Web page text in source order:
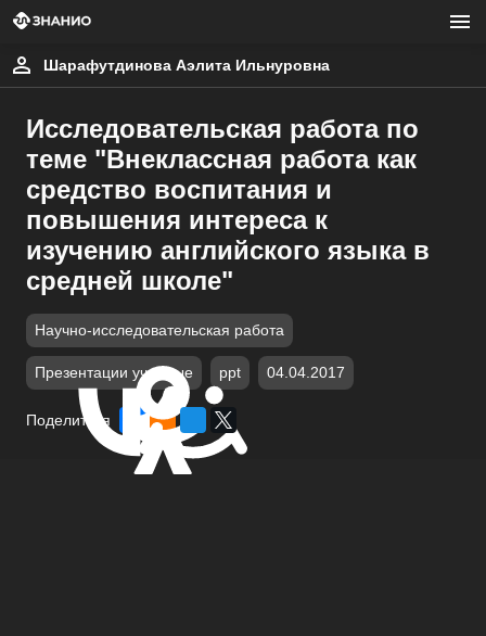
Шарафутдинова Аэлита Ильнуровна
Исследовательская работа по
теме "Внеклассная работа как
средство воспитания и
повышения интереса к
изучению английского языка в
средней школе"
Научно-исследовательская работа
Презентации учебные ppt 04.04.2017
Поделиться